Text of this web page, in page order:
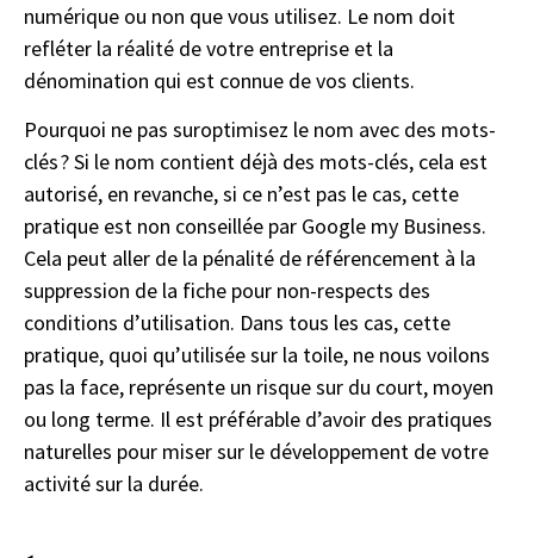
numérique ou non que vous utilisez. Le nom doit
refléter la réalité de votre entreprise et la
dénomination qui est connue de vos clients.
Pourquoi ne pas suroptimisez le nom avec des mots-
clés ? Si le nom contient déjà des mots-clés, cela est
autorisé, en revanche, si ce n’est pas le cas, cette
pratique est non conseillée par Google my Business.
Cela peut aller de la pénalité de référencement à la
suppression de la fiche pour non-respects des
conditions d’utilisation. Dans tous les cas, cette
pratique, quoi qu’utilisée sur la toile, ne nous voilons
pas la face, représente un risque sur du court, moyen
ou long terme. Il est préférable d’avoir des pratiques
naturelles pour miser sur le développement de votre
activité sur la durée.